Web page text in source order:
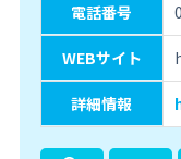
電話番号
WEBサイト
詳細情報